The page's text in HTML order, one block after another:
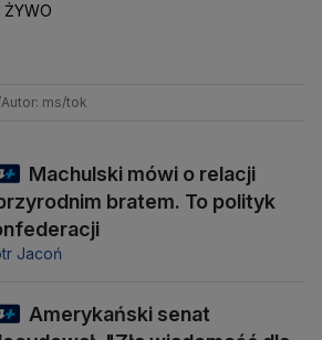
ŻYWO
ms/tok
Machulski mówi o relacji
bratem. To polityk
Jacoń
Amerykański senat